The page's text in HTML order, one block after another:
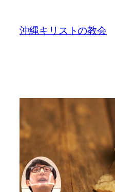
沖縄キリストの教会